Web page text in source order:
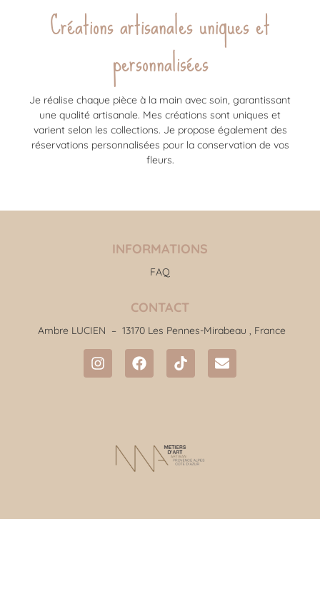
Créations artisanales uniques et
personnalisées
Je réalise chaque pièce à la main avec soin, garantissant
une qualité artisanale. Mes créations sont uniques et
varient selon les collections. Je propose également des
réservations personnalisées pour la conservation de vos
fleurs.
CONTACT
Ambre LUCIEN – 13170 Les Pennes-Mirabeau , France
INFORMATIONS
FAQ